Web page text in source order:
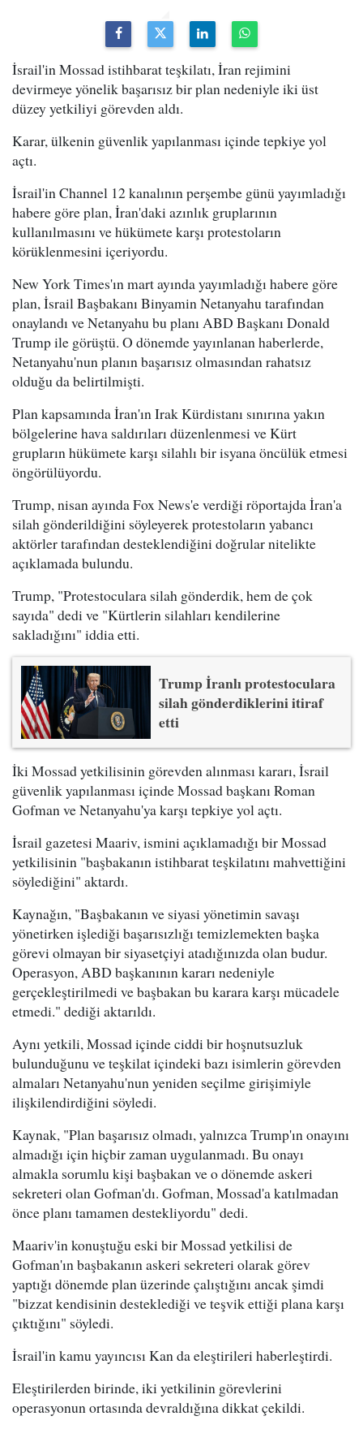
İsrail'in Mossad istihbarat teşkilatı, İran rejimini
devirmeye yönelik başarısız bir plan nedeniyle iki üst
düzey yetkiliyi görevden aldı.
Karar, ülkenin güvenlik yapılanması içinde tepkiye yol
açtı.
İsrail'in Channel 12 kanalının perşembe günü yayımladığı
habere göre plan, İran'daki azınlık gruplarının
kullanılmasını ve hükümete karşı protestoların
körüklenmesini içeriyordu.
New York Times'ın mart ayında yayımladığı habere göre
plan, İsrail Başbakanı Binyamin Netanyahu tarafından
onaylandı ve Netanyahu bu planı ABD Başkanı Donald
Trump ile görüştü. O dönemde yayınlanan haberlerde,
Netanyahu'nun planın başarısız olmasından rahatsız
olduğu da belirtilmişti.
Plan kapsamında İran'ın Irak Kürdistanı sınırına yakın
bölgelerine hava saldırıları düzenlenmesi ve Kürt
grupların hükümete karşı silahlı bir isyana öncülük etmesi
öngörülüyordu.
Trump, nisan ayında Fox News'e verdiği röportajda İran'a
silah gönderildiğini söyleyerek protestoların yabancı
aktörler tarafından desteklendiğini doğrular nitelikte
açıklamada bulundu.
Trump, "Protestoculara silah gönderdik, hem de çok
sayıda" dedi ve "Kürtlerin silahları kendilerine
sakladığını" iddia etti.
Trump İranlı protestoculara
silah gönderdiklerini itiraf
etti
İki Mossad yetkilisinin görevden alınması kararı, İsrail
güvenlik yapılanması içinde Mossad başkanı Roman
Gofman ve Netanyahu'ya karşı tepkiye yol açtı.
İsrail gazetesi Maariv, ismini açıklamadığı bir Mossad
yetkilisinin "başbakanın istihbarat teşkilatını mahvettiğini
söylediğini" aktardı.
Kaynağın, "Başbakanın ve siyasi yönetimin savaşı
yönetirken işlediği başarısızlığı temizlemekten başka
görevi olmayan bir siyasetçiyi atadığınızda olan budur.
Operasyon, ABD başkanının kararı nedeniyle
gerçekleştirilmedi ve başbakan bu karara karşı mücadele
etmedi." dediği aktarıldı.
Aynı yetkili, Mossad içinde ciddi bir hoşnutsuzluk
bulunduğunu ve teşkilat içindeki bazı isimlerin görevden
almaları Netanyahu'nun yeniden seçilme girişimiyle
ilişkilendirdiğini söyledi.
Kaynak, "Plan başarısız olmadı, yalnızca Trump'ın onayını
almadığı için hiçbir zaman uygulanmadı. Bu onayı
almakla sorumlu kişi başbakan ve o dönemde askeri
sekreteri olan Gofman'dı. Gofman, Mossad'a katılmadan
önce planı tamamen destekliyordu" dedi.
Maariv'in konuştuğu eski bir Mossad yetkilisi de
Gofman'ın başbakanın askeri sekreteri olarak görev
yaptığı dönemde plan üzerinde çalıştığını ancak şimdi
"bizzat kendisinin desteklediği ve teşvik ettiği plana karşı
çıktığını" söyledi.
İsrail'in kamu yayıncısı Kan da eleştirileri haberleştirdi.
Eleştirilerden birinde, iki yetkilinin görevlerini
operasyonun ortasında devraldığına dikkat çekildi.